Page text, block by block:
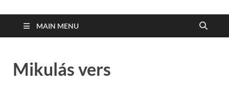
MAIN MENU
Mikulás vers